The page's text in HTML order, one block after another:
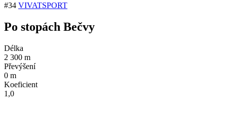
#34 VIVATSPORT
Po stopách Bečvy
Délka
2 300 m
Převýšení
0 m
Koeficient
1,0